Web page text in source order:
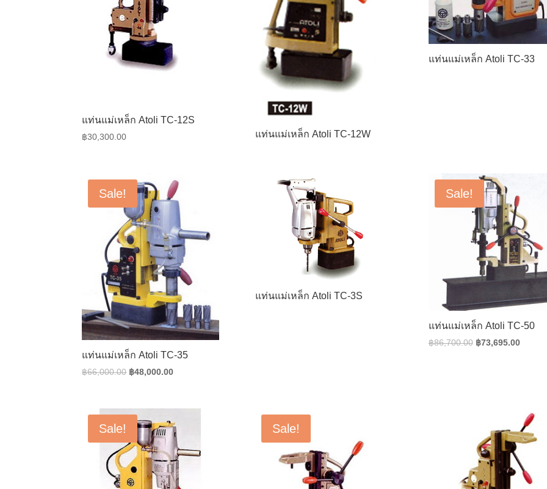
แท่นแม่เหล็ก Atoli TC-12S
฿30,300.00 แท่นแม่เหล็ก Atoli TC-12W
แท่นแม่เหล็ก Atoli TC-33
Sale!
แท่นแม่เหล็ก Atoli TC-35
฿66,000.00 Original
฿66,000.00.
฿48,000.00Current
แท่นแม่เหล็ก Atoli TC-3S
Sale!
แท่นแม่เหล็ก Atoli TC-50
฿86,700.00 Original
฿73,695.00
Sale! Sale!